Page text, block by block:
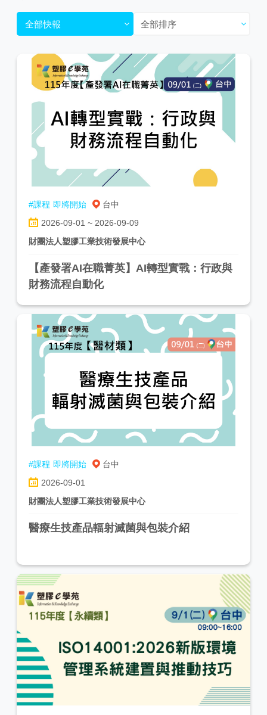
全部快報 全部排序
#課程 即將開始
台中
2026-09-01 ~ 2026-09-09
財團法人塑膠工業技術發展中心
【產發署AI在職菁英】AI轉型實戰：行政與
財務流程自動化
#課程 即將開始
台中
2026-09-01
財團法人塑膠工業技術發展中心
醫療生技產品輻射滅菌與包裝介紹